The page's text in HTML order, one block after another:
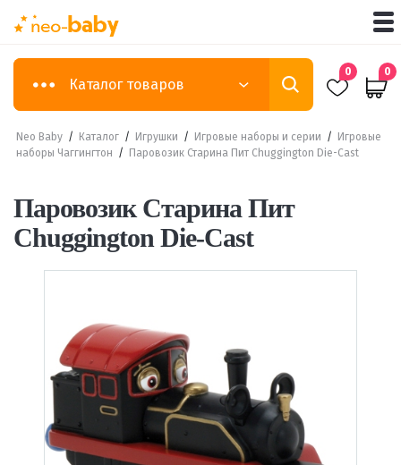
Каталог товаров
0 0
Neo Baby / Каталог / Игрушки / Игровые наборы и серии /
Игровые
наборы Чаггингтон / Паровозик Старина Пит Chuggington Die-Cast
Паровозик Старина Пит
Chuggington Die-Cast